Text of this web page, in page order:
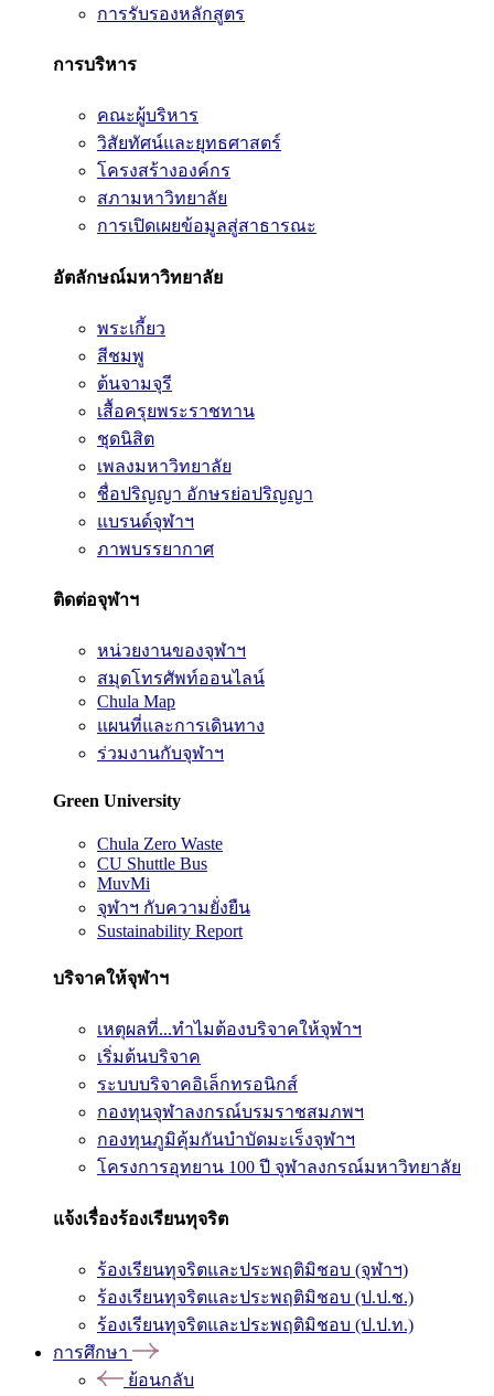
การรับรองหลักสูตร
การบริหาร
คณะผู้บริหาร
วิสัยทัศน์และยุทธศาสตร์
โครงสร้างองค์กร
สภามหาวิทยาลัย
การเปิดเผยข้อมูลสู่สาธารณะ
อัตลักษณ์มหาวิทยาลัย
พระเกี้ยว
สีชมพู
ต้นจามจุรี
เสื้อครุยพระราชทาน
ชุดนิสิต
เพลงมหาวิทยาลัย
ชื่อปริญญา อักษรย่อปริญญา
แบรนด์จุฬาฯ
ภาพบรรยากาศ
ติดต่อจุฬาฯ
หน่วยงานของจุฬาฯ
สมุดโทรศัพท์ออนไลน์
Chula Map
แผนที่และการเดินทาง
ร่วมงานกับจุฬาฯ
Green University
Chula Zero Waste
CU Shuttle Bus
MuvMi
จุฬาฯ กับความยั่งยืน
Sustainability Report
บริจาคให้จุฬาฯ
เหตุผลที่...ทำไมต้องบริจาคให้จุฬาฯ
เริ่มต้นบริจาค
ระบบบริจาคอิเล็กทรอนิกส์
กองทุนจุฬาลงกรณ์บรมราชสมภพฯ
กองทุนภูมิคุ้มกันบำบัดมะเร็งจุฬาฯ
โครงการอุทยาน 100 ปี จุฬาลงกรณ์มหาวิทยาลัย
แจ้งเรื่องร้องเรียนทุจริต
ร้องเรียนทุจริตและประพฤติมิชอบ (จุฬาฯ)
ร้องเรียนทุจริตและประพฤติมิชอบ (ป.ป.ช.)
ร้องเรียนทุจริตและประพฤติมิชอบ (ป.ป.ท.)
การศึกษา
ย้อนกลับ